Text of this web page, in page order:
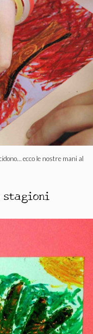
ecco le nostre mani al